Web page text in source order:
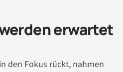
erwartet
den Fokus rückt, nahmen